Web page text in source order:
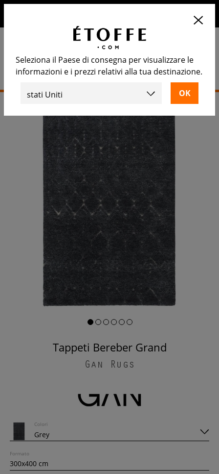
Tappeti Bereber Grand
Gan Rugs
Colori
Formato
Seleziona il Paese di consegna per visualizzare le
informazioni e i prezzi relativi alla tua destinazione.